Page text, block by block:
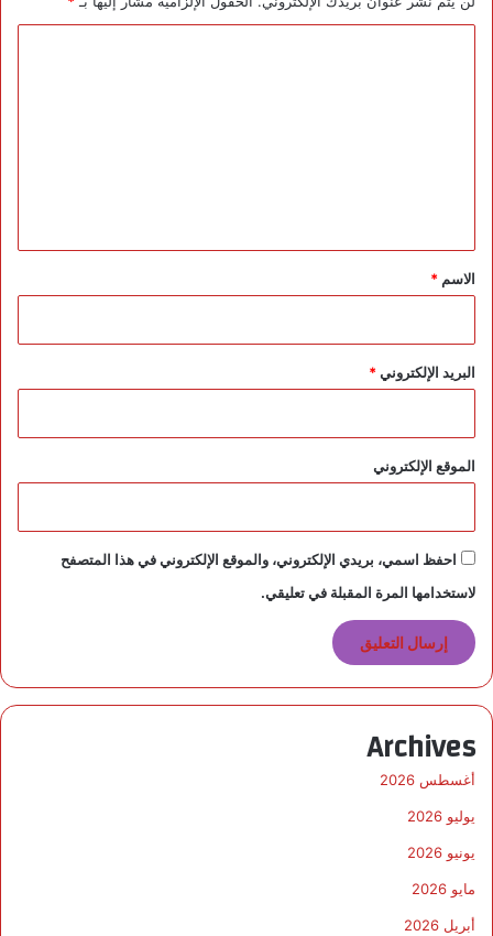
إ
ع
*
الاسم *
البريد الإلكتروني*
الموقع الإلكتروني
احفظ اسمي، بريدي الإلكتروني، والموقع الإلكتروني في هذا المتصفح
لاستخدامها المرة المقبلة في تعليقي.
Archives
أغسطس 2026
يوليو 2026
يونيو 2026
مايو 2026
أبريل 2026